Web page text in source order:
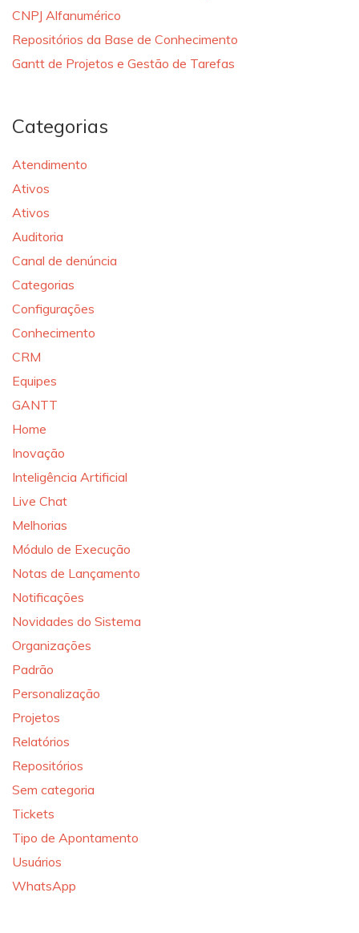
CNPJ Alfanumérico
Repositórios da Base de Conhecimento
Gantt de Projetos e Gestão de Tarefas
Categorias
Atendimento
Ativos
Ativos
Auditoria
Canal de denúncia
Categorias
Configurações
Conhecimento
CRM
Equipes
GANTT
Home
Inovação
Inteligência Artificial
Live Chat
Melhorias
Módulo de Execução
Notas de Lançamento
Notificações
Novidades do Sistema
Organizações
Padrão
Personalização
Projetos
Relatórios
Repositórios
Sem categoria
Tickets
Tipo de Apontamento
Usuários
WhatsApp